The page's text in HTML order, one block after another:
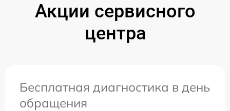
Акции сервисного
центра
Бесплатная диагностика в день
обращения